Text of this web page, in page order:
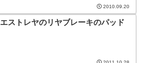
2010.09.20
エストレヤのリヤブレーキのパッド